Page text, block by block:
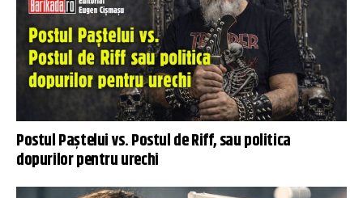
Postul Paștelui vs. Postul de Riff, sau politica
dopurilor pentru urechi